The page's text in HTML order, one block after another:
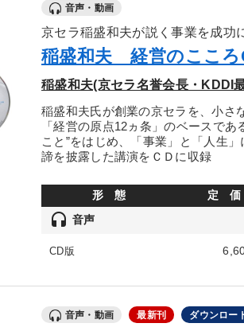
音声・動画
京セラ稲盛和夫が説く事業を成功
稲盛和夫 経営のこころ
稲盛和夫(京セラ名誉会長・KDDI
稲盛和夫氏が創業の京セラを、小さ
「経営の原点12ヵ条」のベースで
こと”をはじめ、「事業」と「人生
諦を披露した講演をＣＤに収録
形 態 定 価
headset 音声
CD版
音声・動画 最新刊 ダウンロー